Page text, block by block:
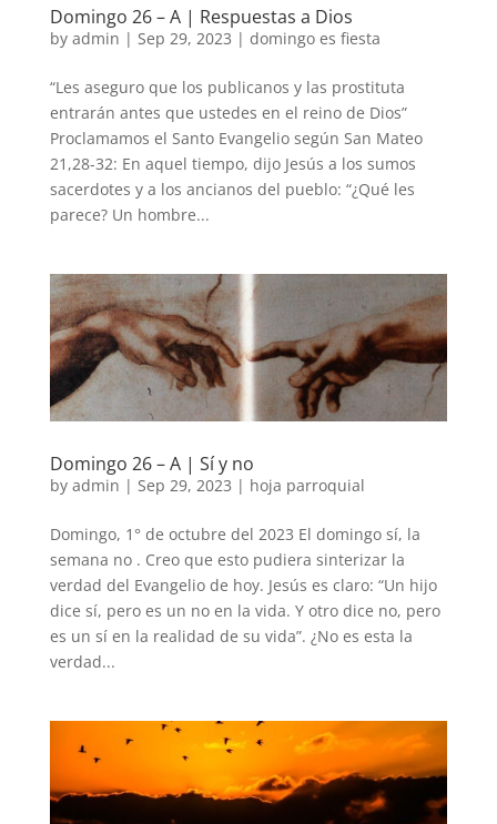
Domingo 26 – A | Respuestas a Dios
by admin | Sep 29, 2023 | domingo es fiesta
“Les aseguro que los publicanos y las prostituta
entrarán antes que ustedes en el reino de Dios”
Proclamamos el Santo Evangelio según San Mateo
21,28-32: En aquel tiempo, dijo Jesús a los sumos
sacerdotes y a los ancianos del pueblo: “¿Qué les
parece? Un hombre...
Domingo 26 – A | Sí y no
by admin | Sep 29, 2023 | hoja parroquial
Domingo, 1° de octubre del 2023 El domingo sí, la
semana no . Creo que esto pudiera sinterizar la
verdad del Evangelio de hoy. Jesús es claro: “Un hijo
dice sí, pero es un no en la vida. Y otro dice no, pero
es un sí en la realidad de su vida”. ¿No es esta la
verdad...